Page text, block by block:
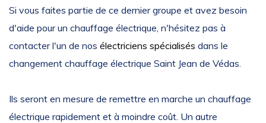
Si vous faites partie de ce dernier groupe et avez besoin
d'aide pour un chauffage électrique, n'hésitez pas à
contacter l'un de nos électriciens spécialisés dans le
changement chauffage électrique Saint Jean de Védas.
Ils seront en mesure de remettre en marche un chauffage
électrique rapidement et à moindre coût. Un autre